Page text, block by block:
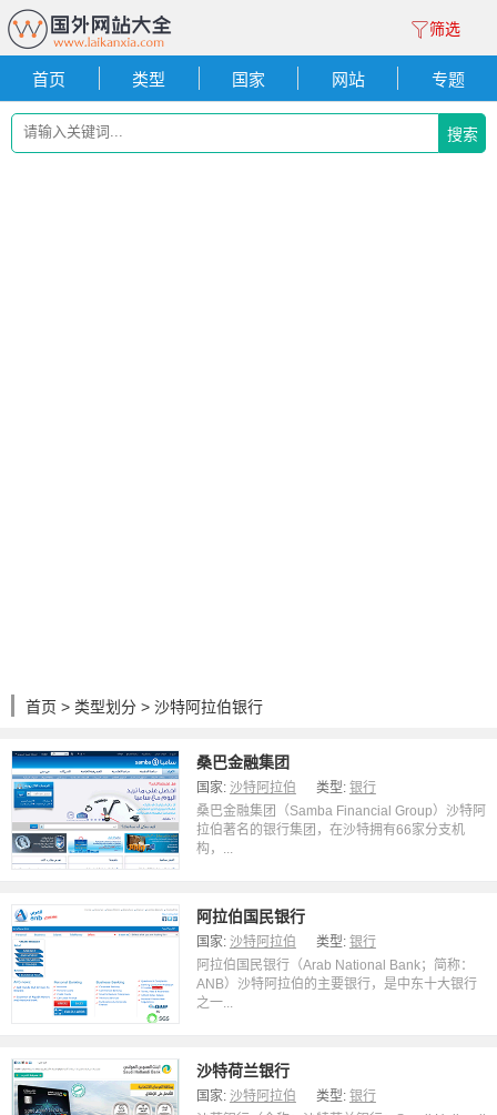
筛选
首页 类型 国家 网站 专题
搜索
首页 > 类型划分 > 沙特阿拉伯银行
桑巴金融集团
国家: 沙特阿拉伯 类型: 银行
桑巴金融集团（Samba Financial Group）沙特阿
拉伯著名的银行集团，在沙特拥有66家分支机
构，...
阿拉伯国民银行
国家: 沙特阿拉伯 类型: 银行
阿拉伯国民银行（Arab National Bank；简称：
ANB）沙特阿拉伯的主要银行，是中东十大银行
之一...
沙特荷兰银行
国家: 沙特阿拉伯 类型: 银行